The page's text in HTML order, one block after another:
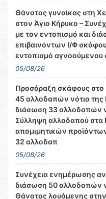
Θάνατος γυναίκας στη
στον Άγιο Κήρυκο –
με τον εντοπισμό και
επιβαινόντων Ι/Φ
εντοπισμό αγνοούμενου
05/08/26
Προσάραξη σκάφους στο
45 αλλοδαπών νότια της
διάσωση 33 αλλοδαπών
Σύλληψη αλλοδαπού στα
απομιμητικών
32 αλλοδαπ
05/08/26
Συνέχεια ενημέρωσης
διάσωση 50 αλλοδαπών
Θάνατος λουόμενης